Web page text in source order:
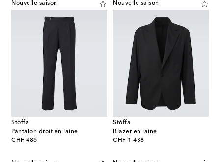
Nouvelle saison
Stòffa
Pantalon droit en laine
CHF 486
original price
Nouvelle saison
Stòffa
Blazer en laine
CHF 1 438
original price